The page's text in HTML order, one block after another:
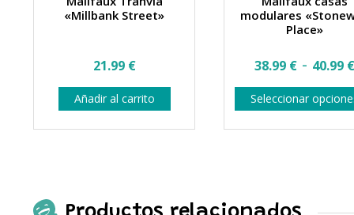
«Millbank Street»
21.99 €
Añadir al carrito
modulares
Place»
38.99 € - 40.99 €
Seleccionar